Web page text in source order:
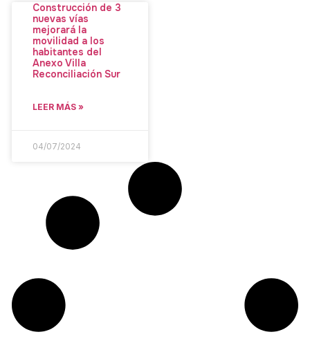
Construcción de 3
nuevas vías
mejorará la
movilidad a los
habitantes del
Anexo Villa
Reconciliación Sur
LEER MÁS »
04/07/2024